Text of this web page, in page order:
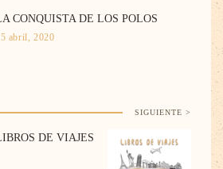
CONQUISTA DE LOS POLOS
abril, 2020
SIGUIENTE >
DE VIAJES